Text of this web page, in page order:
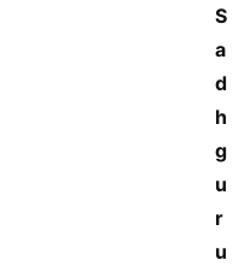
S
a
d
h
g
u
r
u